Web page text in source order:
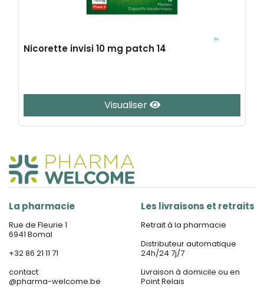
Nicorette invisi 10 mg patch 14
Visualiser
La pharmacie
Rue de Fleurie 1
6941 Bomal
+32 86 21 11 71
contact
@pharma-welcome.be
Les livraisons et retraits
Retrait à la pharmacie
Distributeur automatique
24h/24 7j/7
Livraison à domicile ou en
Point Relais